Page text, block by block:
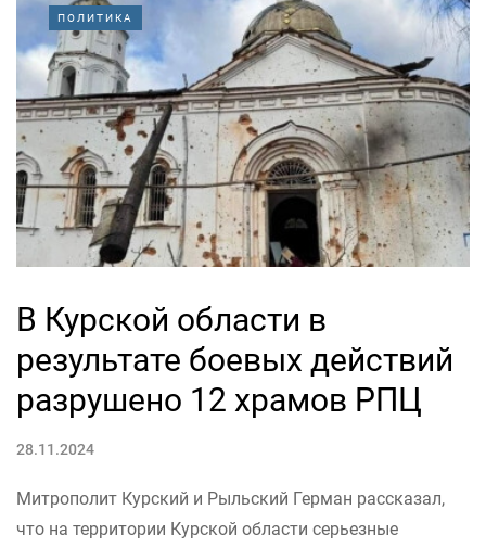
ПОЛИТИКА
В Курской области в
результате боевых действий
разрушено 12 храмов РПЦ
28.11.2024
Митрополит Курский и Рыльский Герман рассказал,
что на территории Курской области серьезные